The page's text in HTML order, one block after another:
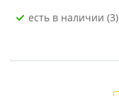
Есть в наличии (3)